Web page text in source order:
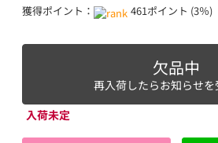
獲得ポイント：
461ポイント (3％)
欠品中
再入荷したらお知らせを
入荷未定